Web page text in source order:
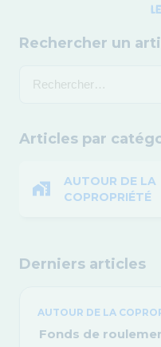
Rechercher un
Articles par
AUTOUR DE LA
COPROPRIÉTÉ
Derniers articles
AUTOUR DE LA
Fonds de